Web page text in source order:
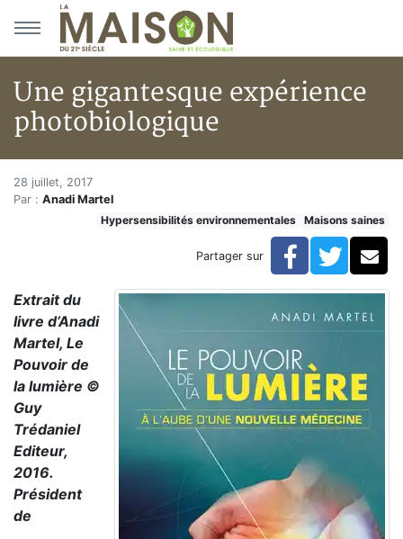
Aller au menu principal
Aller au contenu principal
Une gigantesque expérience
photobiologique
Accueil
Articles
Maisons saines
Hypersensibilités environnementales
Une gigantesque expérience photobiologique
Une gigantesque expérience
28 juillet, 2017
Par : Anadi Martel
Hypersensibilités environnementales
Maisons saines
Partager sur Facebook
Extrait du
livre d’Anadi
Martel, Le
Pouvoir de
la lumière ©
Guy
Trédaniel
Editeur,
2016.
Président
de